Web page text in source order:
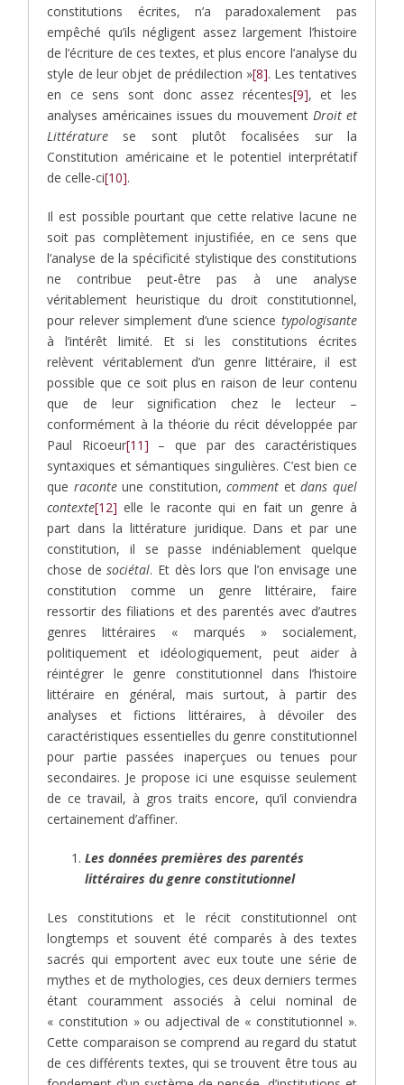
constitutions écrites, n’a paradoxalement pas
empêché qu’ils négligent assez largement l’histoire
de l’écriture de ces textes, et plus encore l’analyse du
style de leur objet de prédilection »[8]. Les tentatives
en ce sens sont donc assez récentes[9], et les
analyses américaines issues du mouvement Droit et
Littérature se sont plutôt focalisées sur la
Constitution américaine et le potentiel interprétatif
de celle-ci[10].
Il est possible pourtant que cette relative lacune ne
soit pas complètement injustifiée, en ce sens que
l’analyse de la spécificité stylistique des constitutions
ne contribue peut-être pas à une analyse
véritablement heuristique du droit constitutionnel,
pour relever simplement d’une science typologisante
à l’intérêt limité. Et si les constitutions écrites
relèvent véritablement d’un genre littéraire, il est
possible que ce soit plus en raison de leur contenu
que de leur signification chez le lecteur –
conformément à la théorie du récit développée par
Paul Ricoeur[11] – que par des caractéristiques
syntaxiques et sémantiques singulières. C’est bien ce
que raconteune constitution,comment etdans quel
contexte[12] elle le raconte qui en fait un genre à
part dans la littérature juridique. Dans et par une
constitution, il se passe indéniablement quelque
chose desociétal. Et dès lors que l’on envisage une
constitution comme un genre littéraire, faire
ressortir des filiations et des parentés avec d’autres
genres littéraires « marqués » socialement,
politiquement et idéologiquement, peut aider à
réintégrer le genre constitutionnel dans l’histoire
littéraire en général, mais surtout, à partir des
analyses et fictions littéraires, à dévoiler des
caractéristiques essentielles du genre constitutionnel
pour partie passées inaperçues ou tenues pour
secondaires. Je propose ici une esquisse seulement
de ce travail, à gros traits encore, qu’il conviendra
certainement d’affiner.
Les données premières des parentés
littéraires du genre constitutionnel
Les constitutions et le récit constitutionnel ont
longtemps et souvent été comparés à des textes
sacrés qui emportent avec eux toute une série de
mythes et de mythologies, ces deux derniers termes
étant couramment associés à celui nominal de
« constitution » ou adjectival de « constitutionnel ».
Cette comparaison se comprend au regard du statut
de ces différents textes, qui se trouvent être tous au